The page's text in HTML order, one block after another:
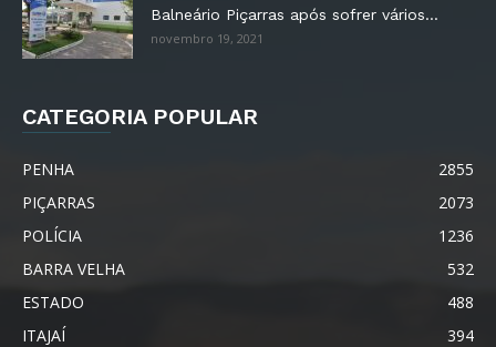
Balneário Piçarras após sofrer vários...
novembro 19, 2021
CATEGORIA POPULAR
PENHA
2855
PIÇARRAS
2073
POLÍCIA
1236
BARRA VELHA
532
ESTADO
488
ITAJAÍ
394